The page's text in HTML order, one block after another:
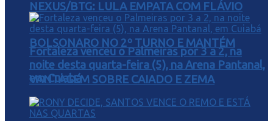
NEXUS/BTG: LULA EMPATA COM FLÁVIO
BOLSONARO NO 2º TURNO E MANTÉM
VANTAGEM SOBRE CAIADO E ZEMA
Fortaleza venceu o Palmeiras por 3 a 2, na
noite desta quarta-feira (5), na Arena Pantanal,
em Cuiabá